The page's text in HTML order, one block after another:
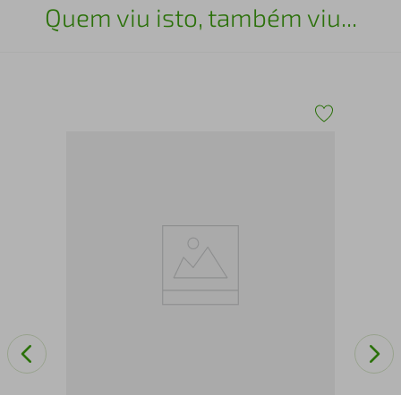
Quem viu isto, também viu...